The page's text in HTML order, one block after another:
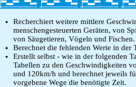
Recherchiert weitere mittlere
menschengesteuerten Geräten, von
von Säugetieren, Vögeln und Fischen.
Berechnet die fehlenden Werte in der
Erstellt selbst - wie in der folgenden
Tabellen zu den Geschwindigkeiten
und 120km/h und berechnet jeweils
vorgebene Wege die benötigte Zeit.